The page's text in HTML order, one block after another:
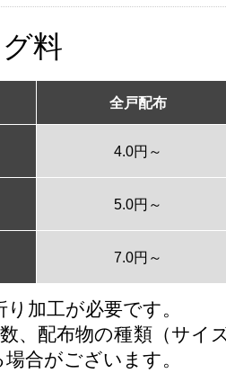
料
全戸配布
4.0円～
5.0円～
7.0円～
加工が必要です。
、配布物の種類（サイ
合がございます。